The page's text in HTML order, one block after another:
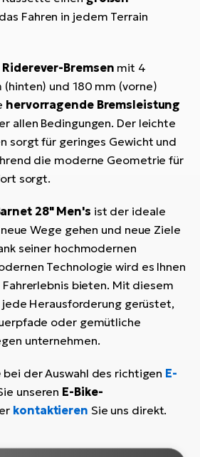
Fahren in jedem Terrain
Bremsen mit 4
(hinten) und 180 mm (vorne)
hervorragende Bremsleistung
allen Bedingungen. Der leichte
sorgt für geringes Gewicht und
die moderne Geometrie für
sorgt.
28" Men's ist der ideale
Wege gehen und neue Ziele
seiner hochmodernen
Technologie wird es Ihnen
Fahrerlebnis bieten. Mit diesem
jede Herausforderung gerüstet,
oder gemütliche
unternehmen.
bei der Auswahl des richtigen E-
unseren E-Bike-
kontaktieren Sie uns direkt.